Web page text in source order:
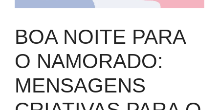
BOA NOITE PARA
O NAMORADO​:
MENSAGENS